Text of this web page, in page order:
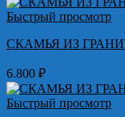
Быстрый просмотр
СКАМЬЯ ИЗ
6.800 ₽
Быстрый просмотр